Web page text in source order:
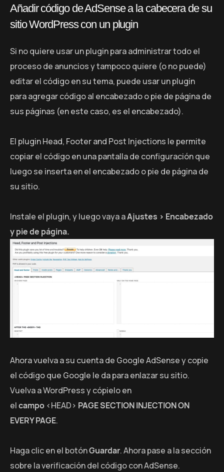
Añadir código de AdSense a la cabecera de su
sitio WordPress con un plugin
Si no quiere usar un plugin para administrar todo el
proceso de anuncios y tampoco quiere (o no puede)
editar el código en su tema, puede usar un plugin
para agregar código al encabezado o pie de página de
sus páginas (en este caso, es el encabezado).
El plugin Head, Footer and Post Injections le permite
copiar el código en una pantalla de configuración que
luego se inserta en el encabezado o pie de página de
su sitio.
Instale el plugin, y luego vaya aAjustes > Encabezado
y pie de página.
Ahora vuelva a su cuenta de Google AdSense y copie
el código que Google le da para enlazar su sitio.
Vuelva a WordPress y cópielo en
elcampo <HEAD> PAGE SECTION INJECTION ON
EVERY PAGE.
Haga clic en el botónGuardar. Ahora pase a la sección
sobre la verificación del código con AdSense.